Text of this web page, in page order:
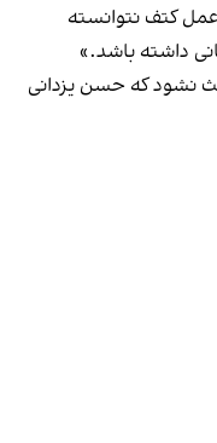
کتف نتوانسته
داشته باشد.»
نشود که حسن یزدانی